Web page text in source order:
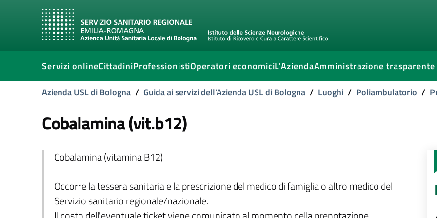
Servizi onlineCittadiniProfessionistiOperatori economiciL'AziendaAmministrazione trasparente
Azienda USL di Bologna / Guida ai servizi dell'Azienda USL di Bologna / Luoghi / Poliambulatorio /
Cobalamina (vit.b12)
Cobalamina (vitamina B12)
Occorre la tessera sanitaria e la prescrizione del medico di famiglia o altro medico del
Servizio sanitario regionale/nazionale.